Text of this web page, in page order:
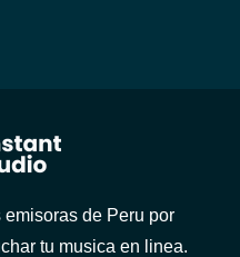
de Peru por
tu musica en linea.